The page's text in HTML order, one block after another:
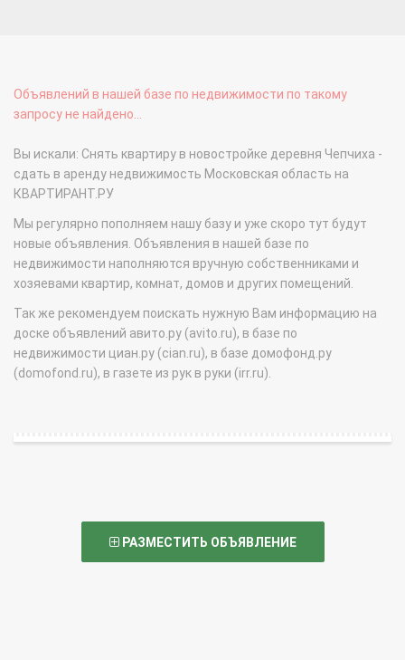
Объявлений в нашей базе по недвижимости по такому
запросу не найдено...
Вы искали: Снять квартиру в новостройке деревня Чепчиха -
сдать в аренду недвижимость Московская область на
КВАРТИРАНТ.РУ
Мы регулярно пополняем нашу базу и уже скоро тут будут
новые объявления. Объявления в нашей базе по
недвижимости наполняются вручную собственниками и
хозяевами квартир, комнат, домов и других помещений.
Так же рекомендуем поискать нужную Вам информацию на
доске объявлений авито.ру (avito.ru), в базе по
недвижимости циан.ру (cian.ru), в базе домофонд.ру
(domofond.ru), в газете из рук в руки (irr.ru).
РАЗМЕСТИТЬ ОБЪЯВЛЕНИЕ